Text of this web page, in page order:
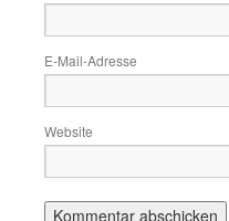
E-Mail-Adresse
Website